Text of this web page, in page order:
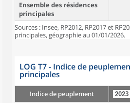
Ensemble des résidences
principales
Sources : Insee, RP2012, RP2017 et
principales, géographie au 01/01/2026.
LOG T7 - Indice de
principales
Indice de peuplement